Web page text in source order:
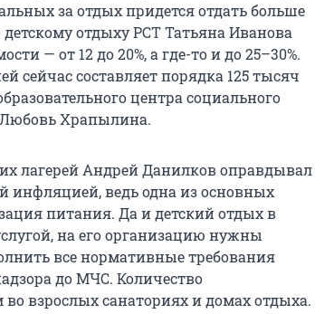
за отдых придется отдать больше
детскому отдыху РСТ Татьяна Иванова
— от 12 до 20%, а где-то и до 25–30%.
сейчас составляет порядка 125 тысяч
центра социального
Храпылина.
лагерей Андрей Данилков оправдывал
инфляцией, ведь одна из основных
питания. Да и детский отдых в
на его организацию нужны
все нормативные требования
до МЧС. Количество
взрослых санаториях и домах отдыха.